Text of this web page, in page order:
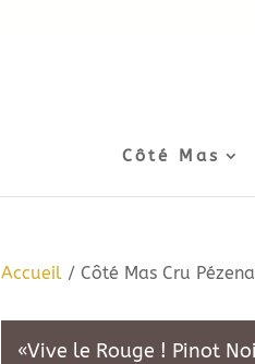
Côté Mas
Accueil/ Côté Mas Cru
«Vive le Rouge ! Pinot